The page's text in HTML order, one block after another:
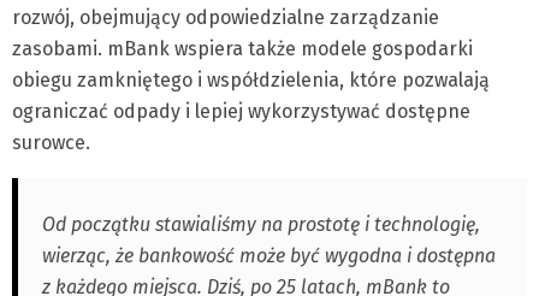
rozwój, obejmujący odpowiedzialne zarządzanie
zasobami. mBank wspiera także modele gospodarki
obiegu zamkniętego i współdzielenia, które pozwalają
ograniczać odpady i lepiej wykorzystywać dostępne
surowce.
Od początku stawialiśmy na prostotę i technologię,
wierząc, że bankowość może być wygodna i dostępna
z każdego miejsca. Dziś, po 25 latach, mBank to